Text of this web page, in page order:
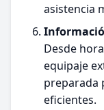
asistencia
Desde
equipaje
preparada
eficientes.